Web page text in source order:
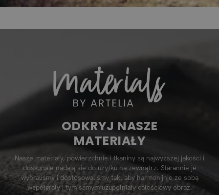
ODKRYJ NASZE
MATERIAŁY
Nasze materiały, powierzchnie i tkaniny są najwyższej jakości i
doskonale nadają się do użytku na zewnątrz. Starannie je
wybraliśmy i dostosowaliśmy tak, aby harmonijnie ze sobą
współgrały i tym samym uzupełniały całościowy obraz.